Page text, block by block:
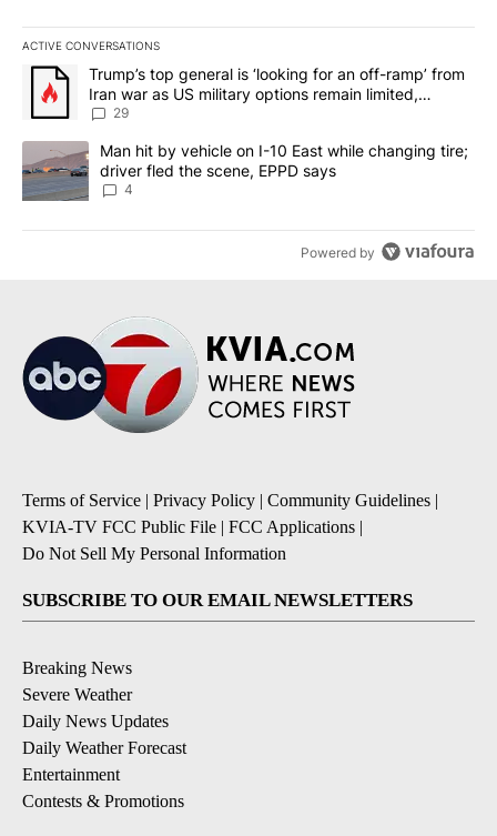
ACTIVE CONVERSATIONS
The following is a list of the most commented articles in the last
A trending article titled "Trump’s top general is ‘looking for an
Trump’s top general is ‘looking for an off-ramp’ from
Iran war as US military options remain limited,
sources say
29
A trending article titled "Man hit by vehicle on I-10 East while
Man hit by vehicle on I-10 East while changing tire;
driver fled the scene, EPPD says
4
Powered by
Terms of Service | Privacy Policy | Community Guidelines |
KVIA-TV FCC Public File | FCC Applications |
Do Not Sell My Personal Information
SUBSCRIBE TO OUR EMAIL NEWSLETTERS
Breaking News
Severe Weather
Daily News Updates
Daily Weather Forecast
Entertainment
Contests & Promotions